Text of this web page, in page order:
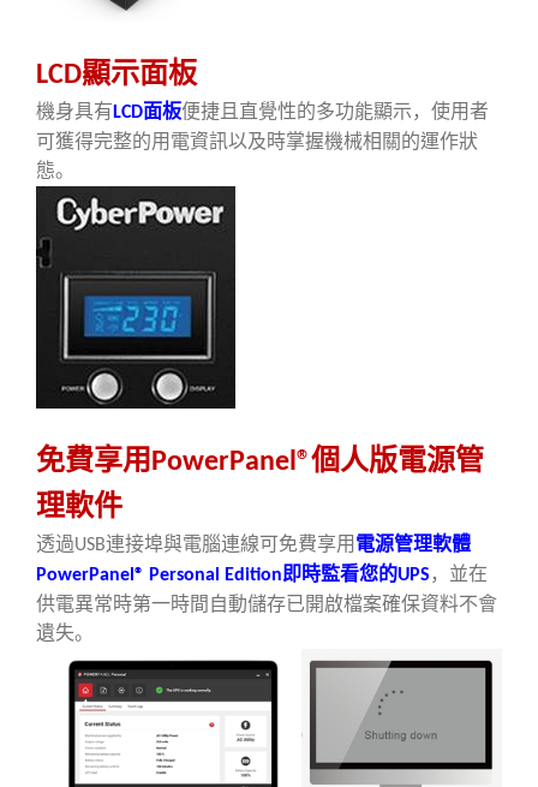
LCD顯示面板
機身具有 LCD面板便捷且直覺性的多功能顯示 ， 使用者
可獲得完整的用電資訊以及時掌握機械相關的運作狀
態。
免費享用 PowerPanel®個人版電源管
理軟件
透過USB連接埠與電腦連線可免費享用 電源管理軟體
PowerPanel® Personal Edition 即時監看您的UPS ，並在
供電異常時第一時間自動儲存已開啟檔案確保資料不會
遺失。